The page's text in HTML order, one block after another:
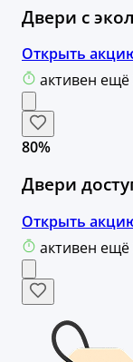
Двери с
Открыть
активен ещё
80%
Двери
Открыть
активен ещё